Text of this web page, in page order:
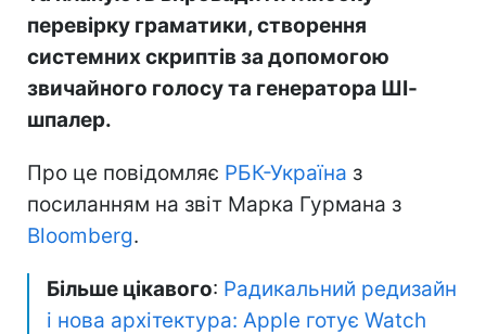
перевірку граматики, створення
системних скриптів за допомогою
звичайного голосу та генератора ШІ-
шпалер.
Про це повідомляє РБК-Україна з
посиланням на звіт Марка Гурмана з
Bloomberg.
Більше цікавого: Радикальний редизайн
і нова архітектура: Apple готує Watch